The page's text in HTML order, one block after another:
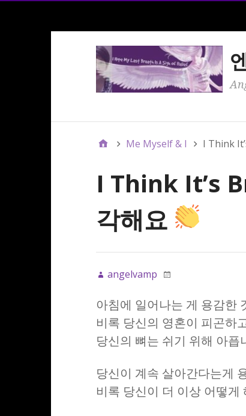
Me Myself & I I Think
I Think It’s
각해요
angelvamp
아침에 일어나는 게 용감한
비록 당신의 영혼이 피곤하
당신의 뼈는 쉬기 위해 아픕
당신이 계속 살아간다는게
비록 당신이 더 이상 어떻게